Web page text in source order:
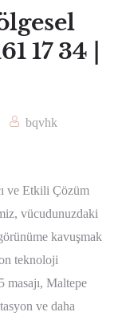
17 34 |
bqvhk
ve Etkili Çözüm
vücudunuzdaki
kavuşmak
teknoloji
masajı, Maltepe
ve daha